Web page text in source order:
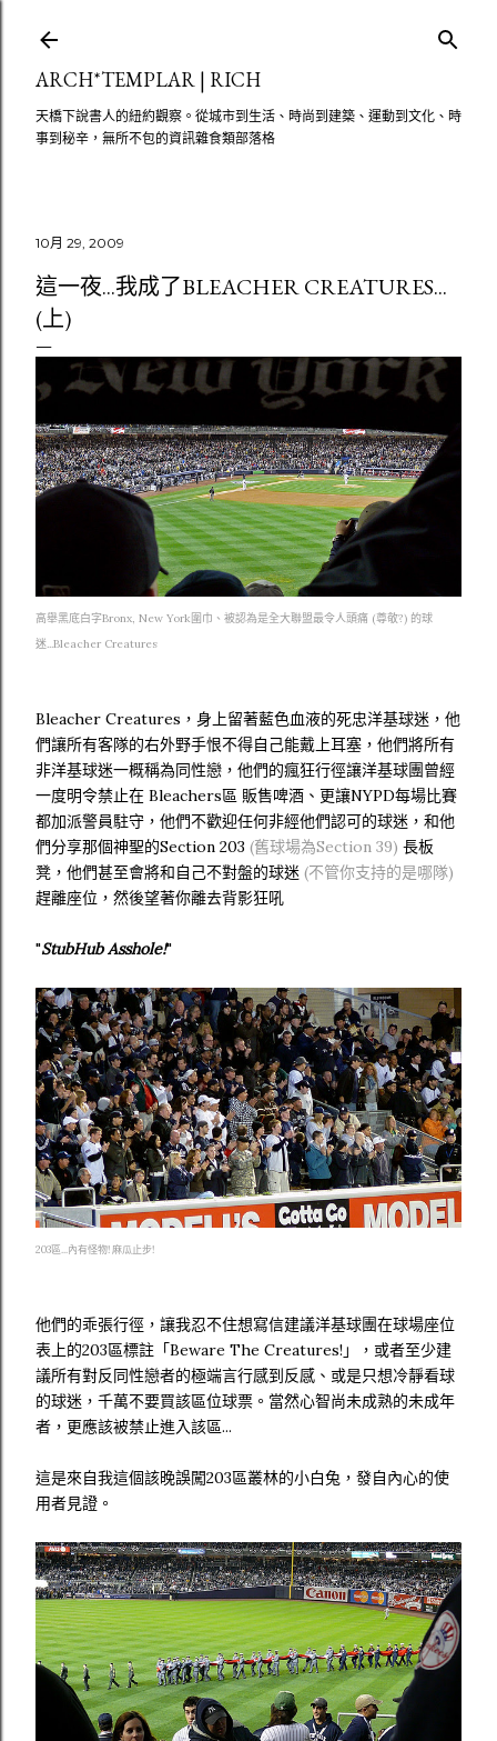
ARCH*TEMPLAR | RICH
天橋下說書人的紐約觀察。從城市到生活、時尚到建築、運動到文化、時
事到秘辛，無所不包的資訊雜食類部落格
10月 29, 2009
這一夜...我成了BLEACHER CREATURES...
(上)
高舉黑底白字Bronx, New York圍巾、被認為是全大聯盟最令人頭痛 (尊敬?) 的球
迷...Bleacher Creatures
Bleacher Creatures，身上留著藍色血液的死忠洋基球迷，他
們讓所有客隊的右外野手恨不得自己能戴上耳塞，他們將所有
非洋基球迷一概稱為同性戀，他們的瘋狂行徑讓洋基球團曾經
一度明令禁止在 Bleachers區 販售啤酒、更讓NYPD每場比賽
都加派警員駐守，他們不歡迎任何非經他們認可的球迷，和他
們分享那個神聖的Section 203 (舊球場為Section 39) 長板
凳，他們甚至會將和自己不對盤的球迷 (不管你支持的是哪隊)
趕離座位，然後望著你離去背影狂吼
"StubHub Asshole!"
203區...內有怪物! 麻瓜止步!
他們的乖張行徑，讓我忍不住想寫信建議洋基球團在球場座位
表上的203區標註「Beware The Creatures!」，或者至少建
議所有對反同性戀者的極端言行感到反感、或是只想冷靜看球
的球迷，千萬不要買該區位球票。當然心智尚未成熟的未成年
者，更應該被禁止進入該區...
這是來自我這個該晚誤闖203區叢林的小白兔，發自內心的使
用者見證。